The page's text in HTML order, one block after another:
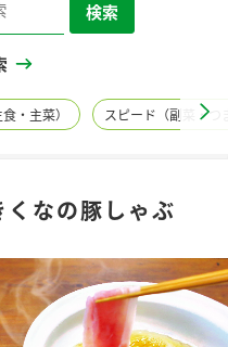
検索
・主菜） スピード（副菜・つ
くなの豚しゃぶ